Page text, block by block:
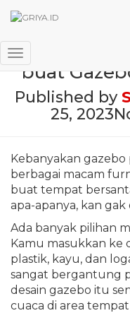
Toggle Navigation
Tips
buat
Published by
25, 2023
Kebanyakan
berbagai macam
buat tempat
apa-apanya, kan gak
Ada banyak pilihan
Kamu masukkan ke
plastik, kayu, dan
sangat bergantung
desain gazebo itu
cuaca di area